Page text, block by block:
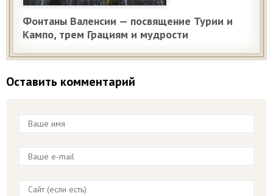
Фонтаны Валенсии — посвящение Турии и
Кампо, трем Грациям и мудрости
Оставить комментарий